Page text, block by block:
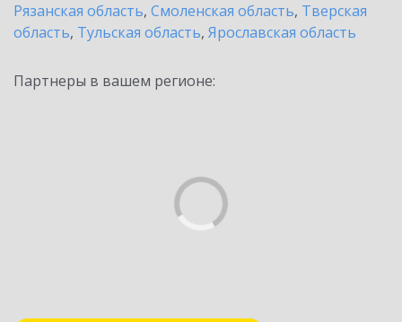
Рязанская область, Смоленская область, Тверская
область, Тульская область, Ярославская область
Партнеры в вашем регионе: